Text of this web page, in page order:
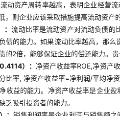
动资产周转率越高，表明企业经营
，则企业应该采取措施提高流动资
：流动比率是流动资产对流动负债的
债的能力。如果流动比率越高，那
的2倍，能够保证企业的偿还能力。
）： 净资产收益率ROE,净资产
比率, 净资产收益率=净利润/平均净
收益的能力。净资产收益率是企业
乏吸引投资者的能力。